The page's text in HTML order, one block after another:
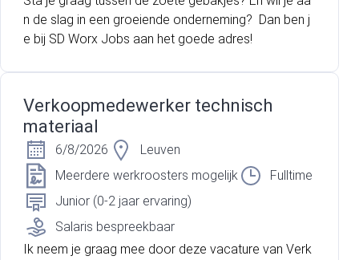
n de slag in een groeiende onderneming? Dan ben j
e bij SD Worx Jobs aan het goede adres!
Verkoopmedewerker technisch
materiaal
6/8/2026
Leuven
Meerdere werkroosters mogelijk
Fulltime
Junior (0-2 jaar ervaring)
Salaris bespreekbaar
Ik neem je graag mee door deze vacature van Verk